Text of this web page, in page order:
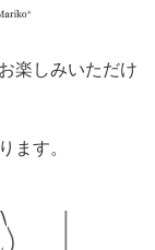
楽しみいただけ
ます。